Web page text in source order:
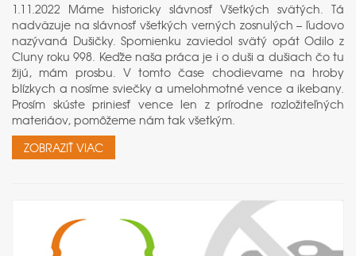
1.11.2022 Máme historicky slávnosť Všetkých svätých. Tá
nadväzuje na slávnosť všetkých verných zosnulých – ľudovo
nazývaná Dušičky. Spomienku zaviedol svätý opát Odilo z
Cluny roku 998. Keďže naša práca je i o duši a dušiach čo tu
žijú, mám prosbu. V tomto čase chodievame na hroby
blízkych a nosíme sviečky a umelohmotné vence a ikebany.
Prosím skúste priniesť vence len z prírodne rozložiteľných
materiáov, pomôžeme nám tak všetkým.
ZOBRAZIŤ VIAC